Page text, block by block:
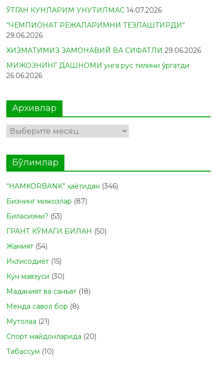
ЎТГАН КУНЛАРИМ УНУТИЛМАС 14.07.2026
“ЧЕМПИОНАТ РЕЖАЛАРИМНИ ТЕЗЛАШТИРДИ”
29.06.2026
ХИЗМАТИМИЗ ЗАМОНАВИЙ ВА СИФАТЛИ 29.06.2026
МИЖОЗНИНГ ДАШНОМИ унга рус тилини ўргатди
26.06.2026
Архивлар
Архивлар
Бўлимлар
“HAMKORBANK” ҳаётидан (346)
Бизнинг мижозлар (87)
Биласизми? (53)
ГРАНТ КЎМАГИ БИЛАН (50)
Жамият (54)
Иқтисодиёт (15)
Кун мавзуси (30)
Маданият ва санъат (18)
Менда савол бор (8)
Мутолаа (21)
Спорт майдонларида (20)
Табасcум (10)